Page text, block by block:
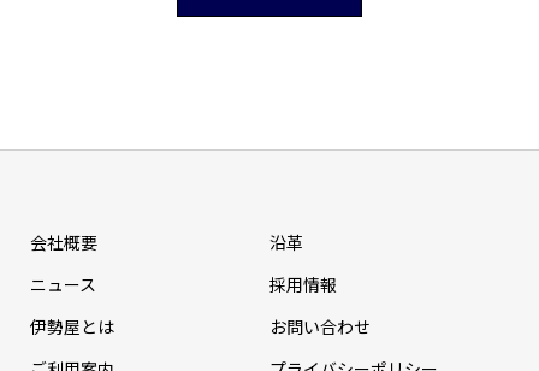
会社概要
ニュース
伊勢屋とは
沿革
採⽤情報
お問い合わせ